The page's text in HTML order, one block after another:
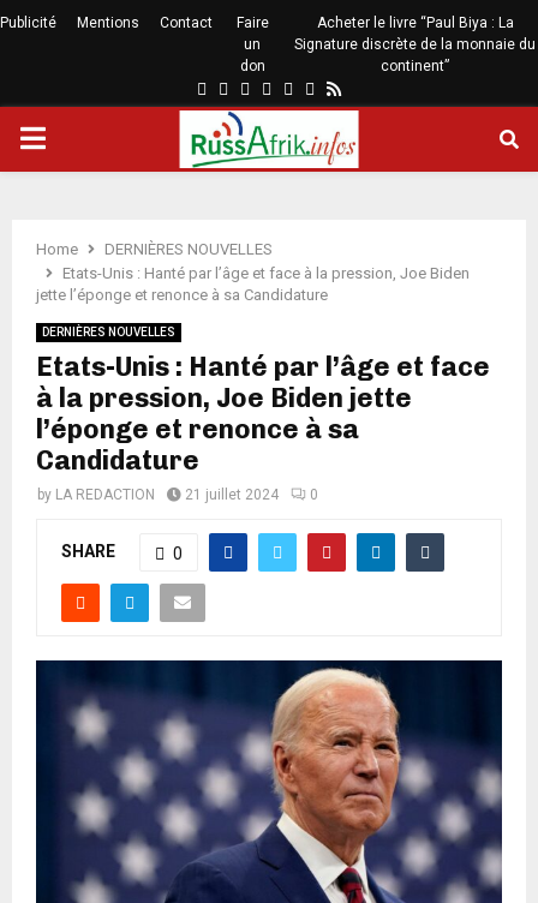
Publicité Mentions Contact
Faire
un
don
Acheter le livre “Paul Biya : La
Signature discrète de la monnaie du
continent”
Home
DERNIÈRES NOUVELLES
Etats-Unis : Hanté par l’âge et face à la pression, Joe Biden
jette l’éponge et renonce à sa Candidature
DERNIÈRES NOUVELLES
Etats-Unis : Hanté par l’âge et face
à la pression, Joe Biden jette
l’éponge et renonce à sa
Candidature
by LA REDACTION 21 juillet 2024 0
SHARE 0